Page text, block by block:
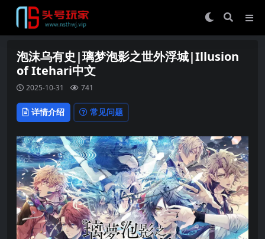
泡沫乌有史|璃梦泡影之世外浮城|Illusion
of Itehari中文
2025-10-31 741
详情介绍 常见问题